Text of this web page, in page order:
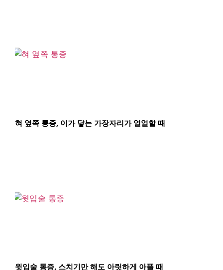
혀 옆쪽 통증, 이가 닿는 가장자리가 얼얼할 때
윗입술 통증, 스치기만 해도 아릿하게 아플 때